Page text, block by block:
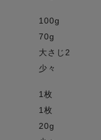
100g
70g
大さじ2
少々
1枚
1枚
20g